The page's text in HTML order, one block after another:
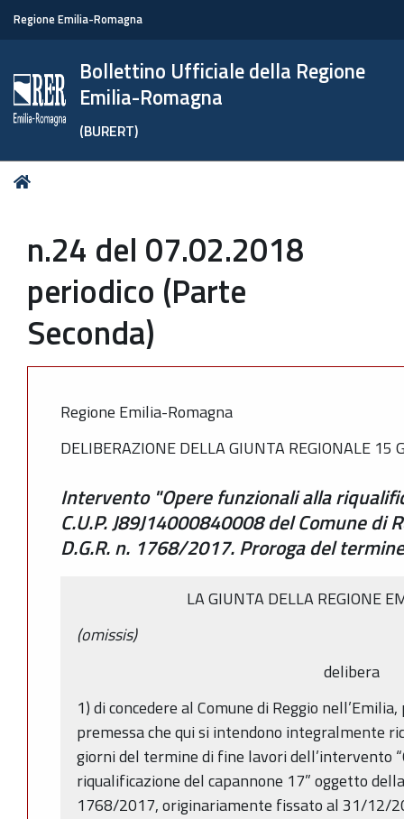
Regione Emilia-Romagna
Bollettino Ufficiale della Regione
Emilia-Romagna
(BURERT)
Tu
n.24 del 07.02.2018
periodico (Parte
Seconda)
Regione Emilia-Romagna
DELIBERAZIONE DELLA GIUNTA REGIONALE 15
Intervento "Opere funzionali alla
C.U.P. J89J14000840008 del Comune di
D.G.R. n. 1768/2017. Proroga del
LA GIUNTA DELLA REGIONE
(omissis)
delibera
1) di concedere al Comune di Reggio
premessa che qui si intendono integralmente
giorni del termine di fine lavori dell’intervento
riqualificazione del capannone 17” oggetto
1768/2017, originariamente fissato al 31/12/